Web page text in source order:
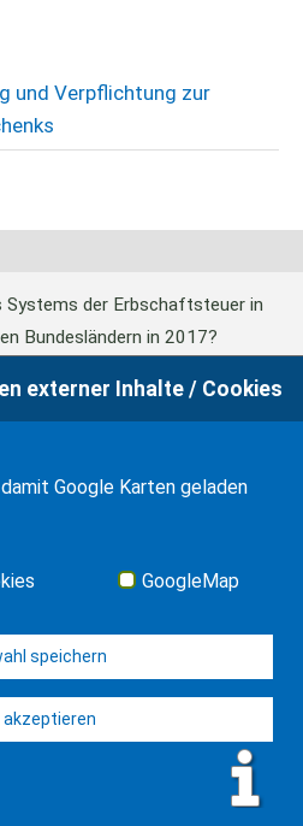
und Verpflichtung zur
Systems der Erbschaftsteuer in
Bundesländern in 2017?
Güterrecht verabschiedet
und Schenkungssteuer der
externer Inhalte / Cookies
Google Karten geladen
GoogleMap
speichern
akzeptieren